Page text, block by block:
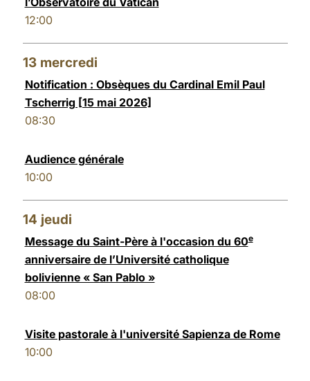
12:00
13 mercredi
Notification : Obsèques du Cardinal Emil Paul
Tscherrig [15 mai 2026]
08:30
Audience générale
10:00
14 jeudi
Message du Saint-Père à l'occasion du 60e
anniversaire de l’Université catholique
bolivienne « San Pablo »
08:00
Visite pastorale à l'université Sapienza de Rome
10:00